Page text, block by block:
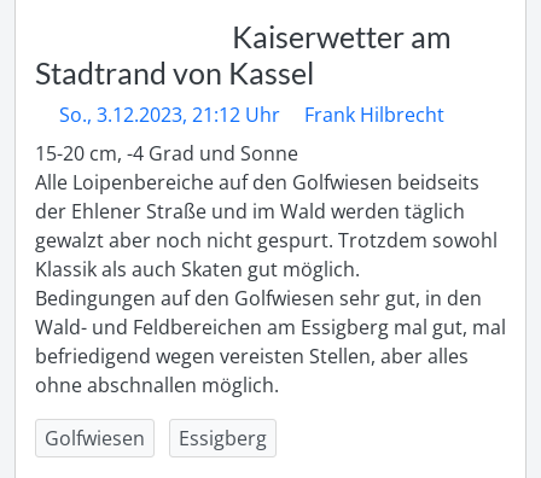
Kaiserwetter am
Stadtrand von Kassel
So., 3.12.2023, 21:12 Uhr
Frank Hilbrecht
15-20 cm, -4 Grad und Sonne
Alle Loipenbereiche auf den Golfwiesen beidseits
der Ehlener Straße und im Wald werden täglich
gewalzt aber noch nicht gespurt. Trotzdem sowohl
Klassik als auch Skaten gut möglich.
Bedingungen auf den Golfwiesen sehr gut, in den
Wald- und Feldbereichen am Essigberg mal gut, mal
befriedigend wegen vereisten Stellen, aber alles
ohne abschnallen möglich.
Golfwiesen
Essigberg